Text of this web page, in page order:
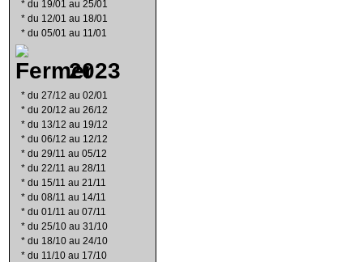
* du 19/01 au 25/01
* du 12/01 au 18/01
* du 05/01 au 11/01
2023
* du 27/12 au 02/01
* du 20/12 au 26/12
* du 13/12 au 19/12
* du 06/12 au 12/12
* du 29/11 au 05/12
* du 22/11 au 28/11
* du 15/11 au 21/11
* du 08/11 au 14/11
* du 01/11 au 07/11
* du 25/10 au 31/10
* du 18/10 au 24/10
* du 11/10 au 17/10